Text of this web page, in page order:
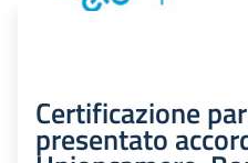
Certificazione
presentato